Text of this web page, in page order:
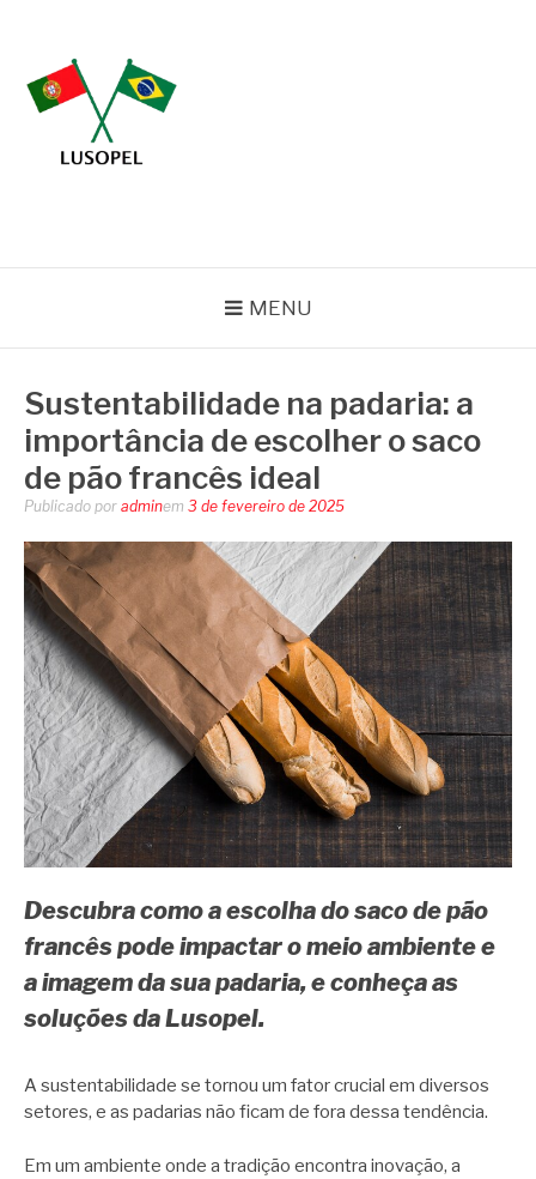
conteúdo
MENU
Sustentabilidade na padaria: a
importância de escolher o saco
de pão francês ideal
Publicado por adminem 3 de fevereiro de 2025
Descubra como a escolha do saco de pão
francês pode impactar o meio ambiente e
a imagem da sua padaria, e conheça as
soluções da Lusopel.
A sustentabilidade se tornou um fator crucial em diversos
setores, e as padarias não ficam de fora dessa tendência.
Em um ambiente onde a tradição encontra inovação, a